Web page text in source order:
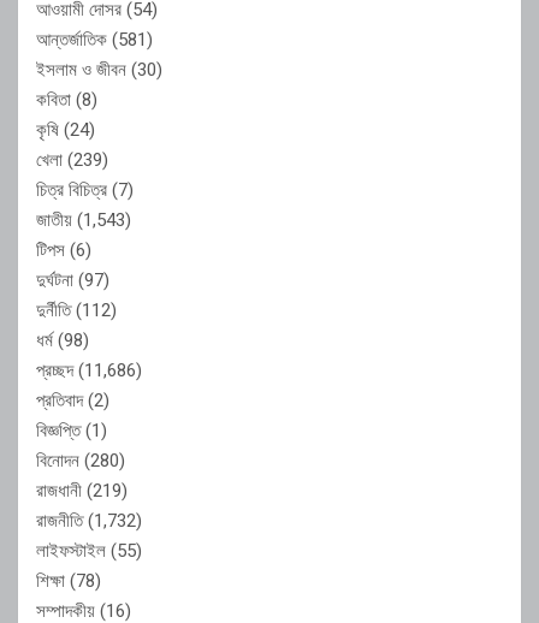
আওয়ামী দোসর (54)
আন্তর্জাতিক (581)
ইসলাম ও জীবন (30)
কবিতা (8)
কৃষি (24)
খেলা (239)
চিত্র বিচিত্র (7)
জাতীয় (1,543)
টিপস (6)
দুর্ঘটনা (97)
দুর্নীতি(112)
ধর্ম(98)
প্রচ্ছদ(11,686)
প্রতিবাদ(2)
বিজ্ঞপ্তি(1)
বিনোদন (280)
রাজধানী (219)
রাজনীতি(1,732)
লাইফস্টাইল (55)
শিক্ষা (78)
সম্পাদকীয় (16)